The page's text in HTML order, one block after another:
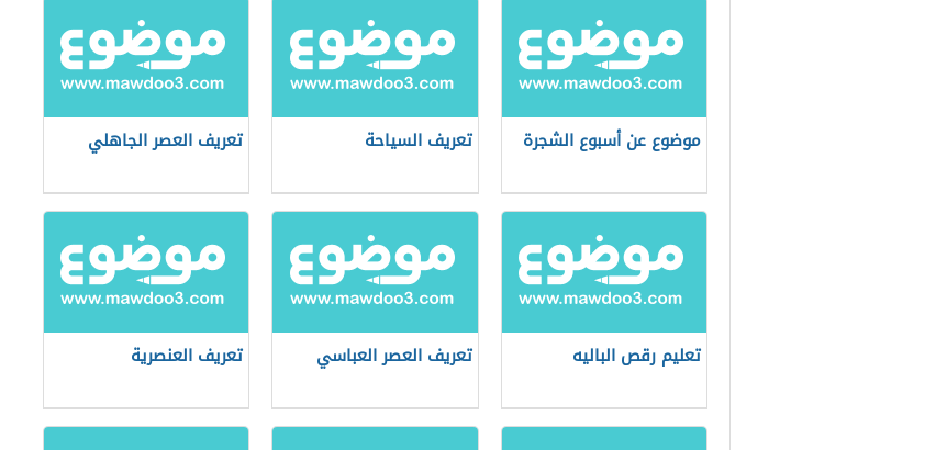
موضوع عن أسبوع الشجرة تعريف السياحة تعريف العصر الجاهلي
تعليم رقص الباليه تعريف العصر العباسي تعريف العنصرية